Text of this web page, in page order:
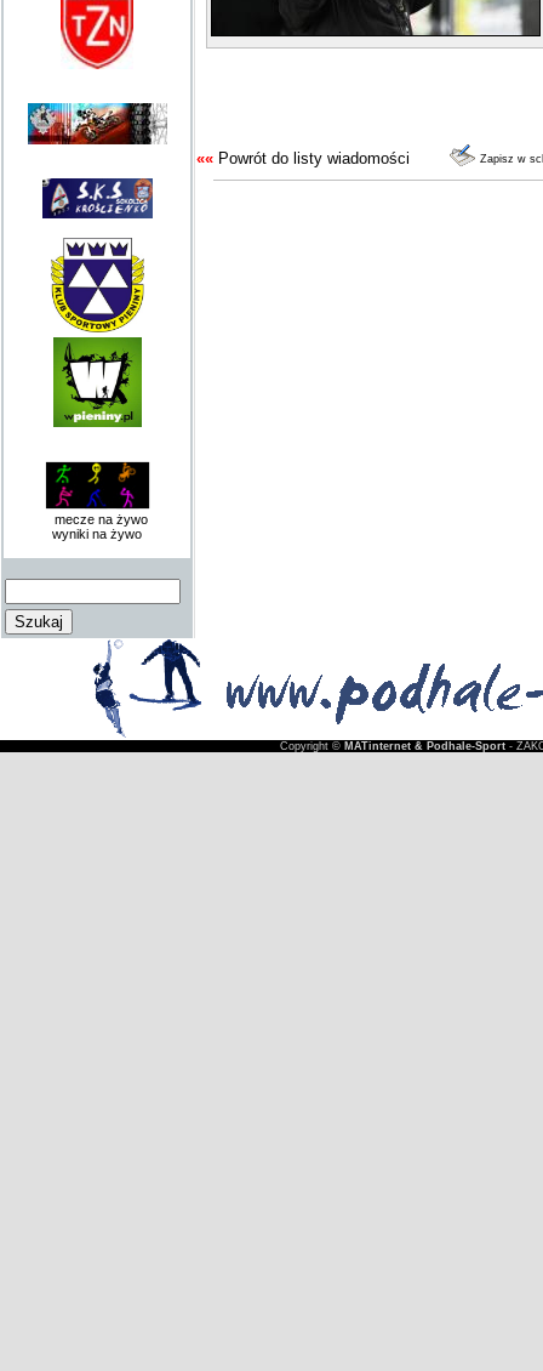
mecze na żywo
wyniki na żywo
«« Powrót do listy wiadomości Zapisz w
Copyright © MATinternet & Podhale-Sport-